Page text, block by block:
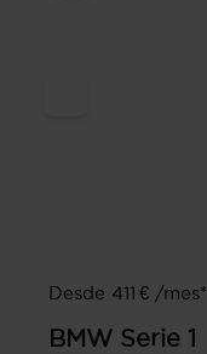
Desde 411 € /mes*
BMW Serie 1